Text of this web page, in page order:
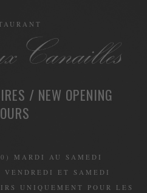
/ NEW OPENING
MARDI AU SAMEDI
ET SAMEDI
UNIQUEMENT POUR LES